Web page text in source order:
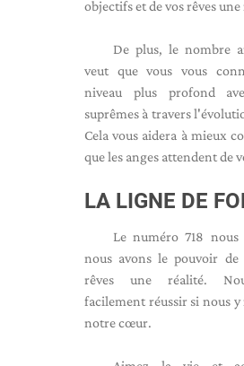
objectifs et de vos rêves
De plus, le nombre
veut que vous vous
niveau plus profond
suprêmes à travers
Cela vous aidera à mieux
que les anges attendent de
LA LIGNE DE
Le numéro 718 nous
nous avons le pouvoir
rêves une réalité.
facilement réussir si nous
notre cœur.